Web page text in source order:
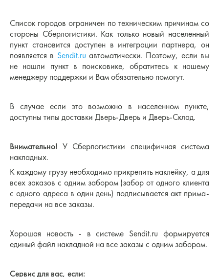
Список городов ограничен по техническим причинам со
стороны Сберлогистики. Как только новый населенный
пункт становится доступен в интеграции партнера, он
появляется в Sendit.ru автоматически. Поэтому, если вы
не нашли пункт в поисковике, обратитесь к нашему
менеджеру поддержки и Вам обязательно помогут.
В случае если это возможно в населенном пункте,
доступны типы доставки Дверь-Дверь и Дверь-Склад.
Внимательно! У Сберлогистики специфичная система
накладных.
К каждому грузу необходимо прикрепить наклейку, а для
всех заказов с одним забором (забор от одного клиента
с одного адреса в один день) подписывается акт прима-
передачи на все заказы.
Хорошая новость - в системе Sendit.ru формируется
единый файл накладной на все заказы с одним забором.
Сервис для вас, если: